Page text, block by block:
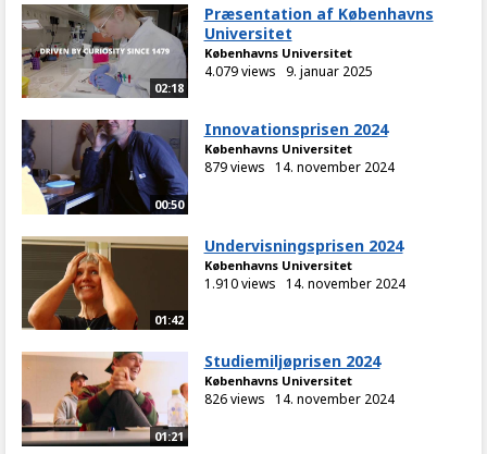
02:18
Præsentation af Københavns
Universitet
Københavns Universitet
4.079 views 9. januar 2025
00:50
Innovationsprisen 2024
Københavns Universitet
879 views 14. november 2024
01:42
Undervisningsprisen 2024
Københavns Universitet
1.910 views 14. november 2024
01:21
Studiemiljøprisen 2024
Københavns Universitet
826 views 14. november 2024